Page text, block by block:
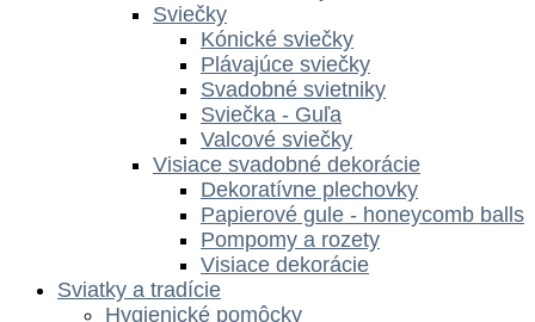
Sviečky
Kónické sviečky
Plávajúce sviečky
Svadobné svietniky
Sviečka - Guľa
Valcové sviečky
Visiace svadobné dekorácie
Dekoratívne plechovky
Papierové gule - honeycomb balls
Pompomy a rozety
Visiace dekorácie
Sviatky a tradície
Hygienické pomôcky